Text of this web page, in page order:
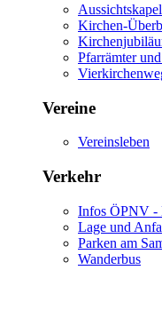
Kirchen-
Pfarrämter
Vereine
Vereinsleben
Verkehr
Infos ÖPNV
Lage und
Parken am
Wanderbus